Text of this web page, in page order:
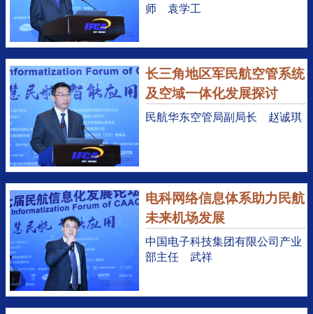
师 袁学工
长三角地区军民航空管系统
及空域一体化发展探讨
民航华东空管局副局长 赵诚琪
电科网络信息体系助力民航
未来机场发展
中国电子科技集团有限公司产业
部主任 武祥